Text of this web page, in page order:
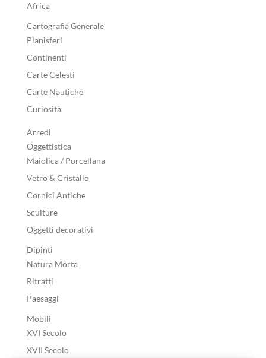
Africa
Cartografia Generale
Planisferi
Continenti
Carte Celesti
Carte Nautiche
Curiosità
Arredi
Oggettistica
Maiolica / Porcellana
Vetro & Cristallo
Cornici Antiche
Sculture
Oggetti decorativi
Dipinti
Natura Morta
Ritratti
Paesaggi
Mobili
XVI Secolo
XVII Secolo